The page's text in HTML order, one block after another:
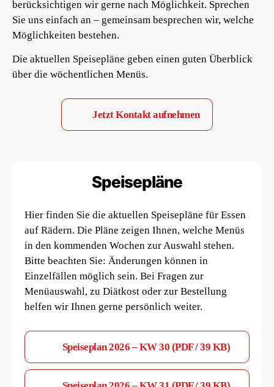
berücksichtigen wir gerne nach Möglichkeit. Sprechen
Sie uns einfach an – gemeinsam besprechen wir, welche
Möglichkeiten bestehen.
Die aktuellen Speisepläne geben einen guten Überblick
über die wöchentlichen Menüs.
Jetzt Kontakt aufnehmen
Speisepläne
Hier finden Sie die aktuellen Speisepläne für Essen
auf Rädern. Die Pläne zeigen Ihnen, welche Menüs
in den kommenden Wochen zur Auswahl stehen.
Bitte beachten Sie: Änderungen können in
Einzelfällen möglich sein. Bei Fragen zur
Menüauswahl, zu Diätkost oder zur Bestellung
helfen wir Ihnen gerne persönlich weiter.
Speiseplan 2026 – KW 30 (PDF / 39 KB)